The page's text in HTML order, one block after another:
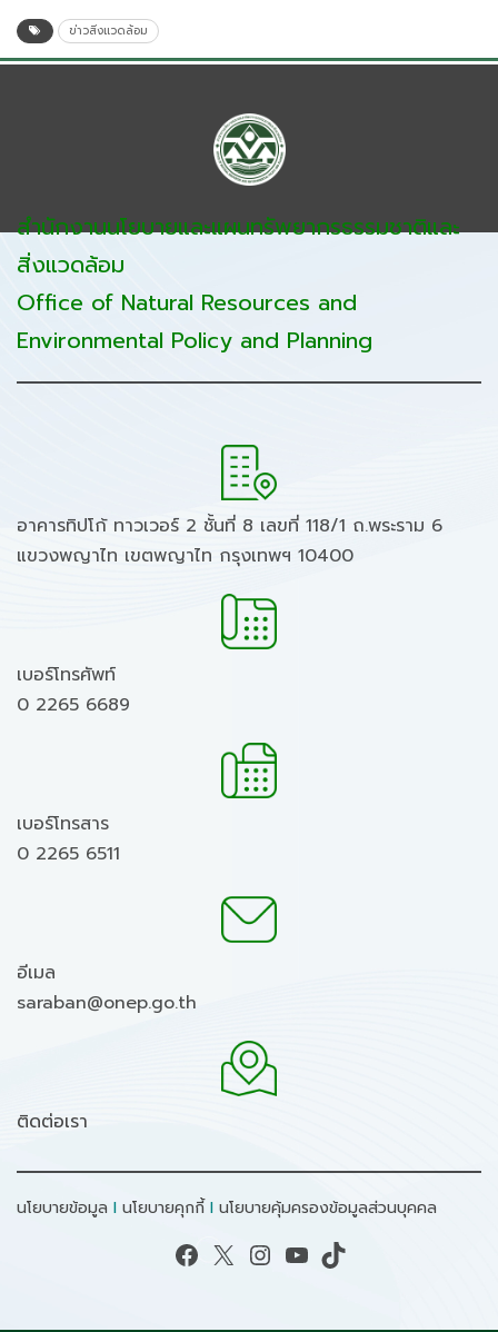
ข่าวสิ่งแวดล้อม
สำนักงานนโยบายและแผนทรัพยากรธรรมชาติและ
สิ่งแวดล้อม
Office of Natural Resources and
Environmental Policy and Planning
อาคารทิปโก้ ทาวเวอร์ 2 ชั้นที่ 8 เลขที่ 118/1 ถ.พระราม 6
แขวงพญาไท เขตพญาไท กรุงเทพฯ 10400
เบอร์โทรศัพท์
0 2265 6689
เบอร์โทรสาร
0 2265 6511
อีเมล
saraban@onep.go.th
ติดต่อเรา
นโยบายข้อมูล I นโยบายคุกกี้ I นโยบายคุ้มครองข้อมูลส่วนบุคคล
Facebook X Instagram YouTube TikTok